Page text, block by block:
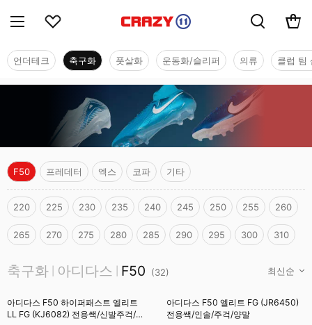
언더테크 축구화 풋살화 운동화/슬리퍼 의류 클럽 팀
F50 프레데터 엑스 코파 기타
220 225 230 235 240 245 250 255 260
265 270 275 280 285 290 295 300 310
축구화 아디다스 F50 (32)
아디다스 F50 하이퍼패스트 엘리트
LL FG (KJ6082) 전용쌕/신발주걱/
아디다스 F50 엘리트 FG (JR6450)
전용쌕/인솔/주걱/양말